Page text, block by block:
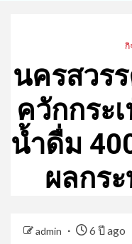
กิ
นครสวร
ควักกระ
น้ำดื่ม
ผลกร
admin 6 ปี ago